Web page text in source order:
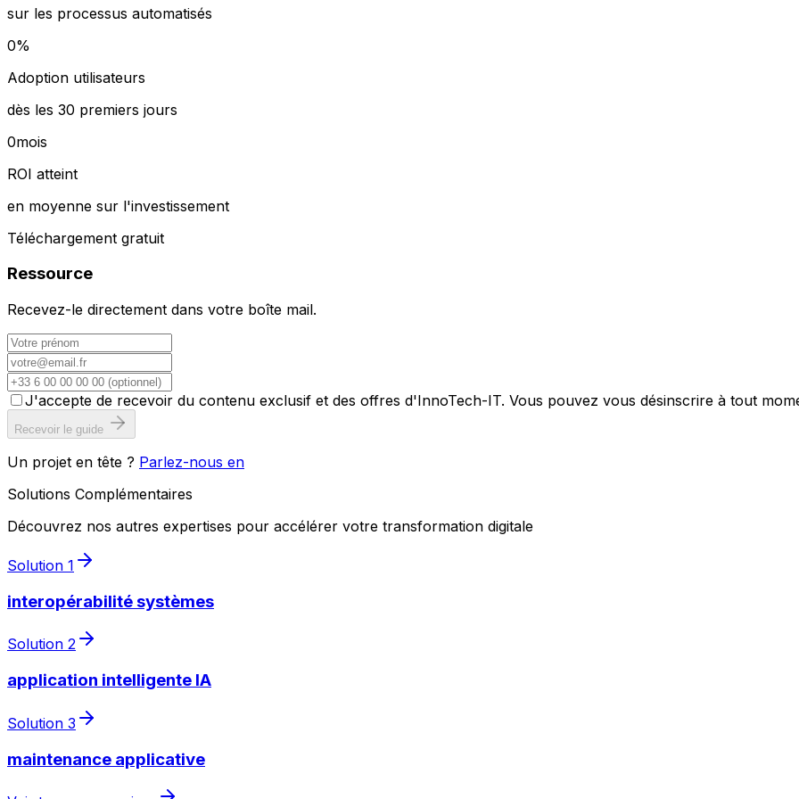
sur les processus automatisés
0%
Adoption utilisateurs
dès les 30 premiers jours
0mois
ROI atteint
en moyenne sur l'investissement
Téléchargement gratuit
Ressource
Recevez-le directement dans votre boîte mail.
J'accepte de recevoir du contenu exclusif et des offres d'InnoTech-IT. Vous pouvez vous désinscrire à tout
Recevoir le guide
Un projet en tête ? Parlez-nous en
Solutions Complémentaires
Découvrez nos autres expertises pour accélérer votre transformation digitale
Solution 1
interopérabilité systèmes
Solution 2
application intelligente IA
Solution 3
maintenance applicative